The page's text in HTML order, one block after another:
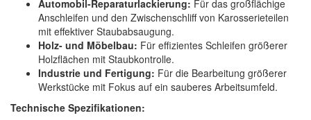
Automobil-Reparaturlackierung: Für das großflächige
Anschleifen und den Zwischenschliff von Karosserieteilen
mit effektiver Staubabsaugung.
Holz- und Möbelbau: Für effizientes Schleifen größerer
Holzflächen mit Staubkontrolle.
Industrie und Fertigung: Für die Bearbeitung größerer
Werkstücke mit Fokus auf ein sauberes Arbeitsumfeld.
Technische Spezifikationen: